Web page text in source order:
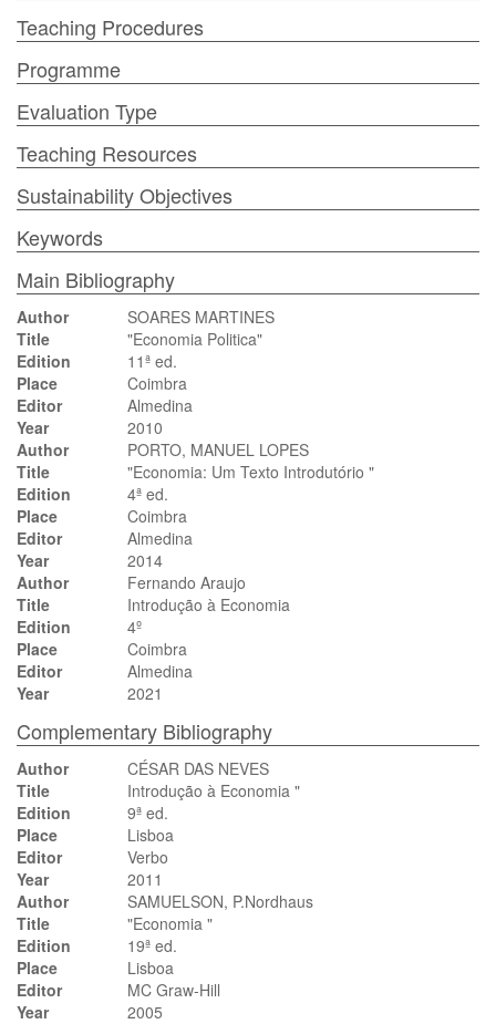
Teaching Procedures
Programme
Evaluation Type
Teaching Resources
Sustainability Objectives
Keywords
Main Bibliography
Author
SOARES MARTINES
Title
"Economia Politica"
Edition
11ª ed.
Place
Coimbra
Editor
Almedina
Year
2010
Author
PORTO, MANUEL LOPES
Title
"Economia: Um Texto Introdutório "
Edition
4ª ed.
Place
Coimbra
Editor
Almedina
Year
2014
Author
Fernando Araujo
Title
Introdução à Economia
Edition
4º
Place
Coimbra
Editor
Almedina
Year
2021
Complementary Bibliography
Author
CÉSAR DAS NEVES
Title
Introdução à Economia "
Edition
9ª ed.
Place
Lisboa
Editor
Verbo
Year
2011
Author
SAMUELSON, P.Nordhaus
Title
"Economia "
Edition
19ª ed.
Place
Lisboa
Editor
MC Graw-Hill
Year
2005